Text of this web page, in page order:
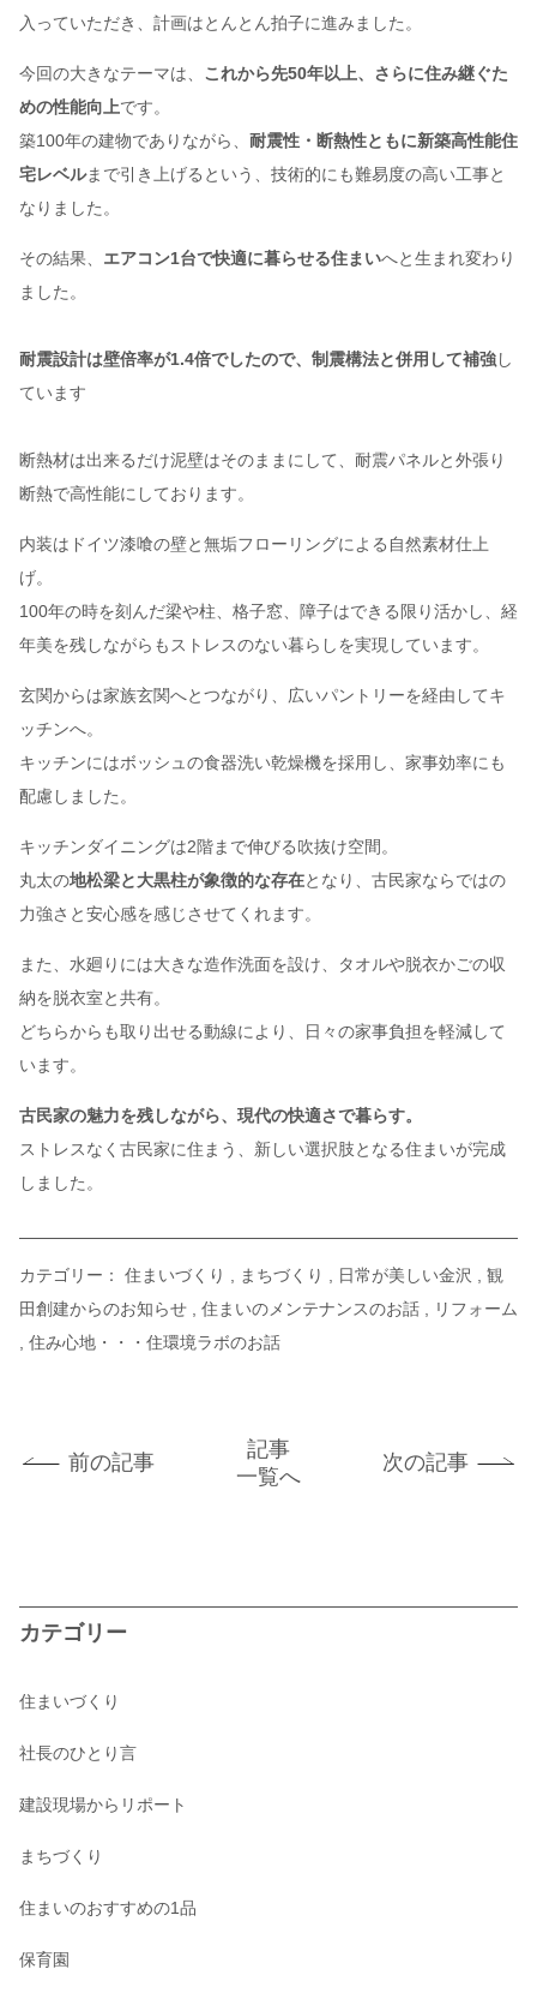
入っていただき、計画はとんとん拍子に進みました。
今回の大きなテーマは、 これから先50年以上、さらに住み継ぐた
めの性能向上です。
築100年の建物でありながら、 耐震性・断熱性ともに新築高性能住
宅レベルまで引き上げるという、技術的にも難易度の高い工事と
なりました。
その結果、 エアコン1台で快適に暮らせる住まいへと生まれ変わり
ました。
耐震設計は壁倍率が1.4倍でしたので、制震構法と併用して補強し
ています
断熱材は出来るだけ泥壁はそのままにして、耐震パネルと外張り
断熱で高性能にしております。
内装はドイツ漆喰の壁と無垢フローリングによる自然素材仕上
げ。
100年の時を刻んだ梁や柱、格子窓、障子はできる限り活かし、経
年美を残しながらもストレスのない暮らしを実現しています。
玄関からは家族玄関へとつながり、広いパントリーを経由してキ
ッチンへ。
キッチンにはボッシュの食器洗い乾燥機を採用し、家事効率にも
配慮しました。
キッチンダイニングは2階まで伸びる吹抜け空間。
丸太の地松梁と大黒柱が象徴的な存在となり、古民家ならではの
力強さと安心感を感じさせてくれます。
また、水廻りには大きな造作洗面を設け、タオルや脱衣かごの収
納を脱衣室と共有。
どちらからも取り出せる動線により、日々の家事負担を軽減して
います。
古民家の魅力を残しながら、現代の快適さで暮らす。
ストレスなく古民家に住まう、新しい選択肢となる住まいが完成
しました。
カテゴリー： 住まいづくり まちづくり 日常が美しい金沢
観
田創建からのお知らせ
住まいのメンテナンスのお話
リフォーム
住み心地・・・住環境ラボのお話
前の記事
記事
一覧へ
次の記事
カテゴリー
住まいづくり
社長のひとり言
建設現場からリポート
まちづくり
住まいのおすすめの1品
保育園